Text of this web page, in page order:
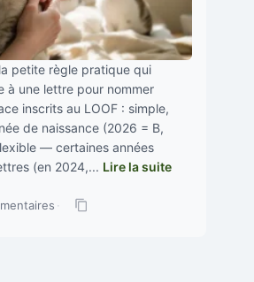
petite règle pratique qui
à une lettre pour nommer
inscrits au LOOF : simple,
de naissance (2026 = B,
— certaines années
(en 2024,... Lire la suite
·